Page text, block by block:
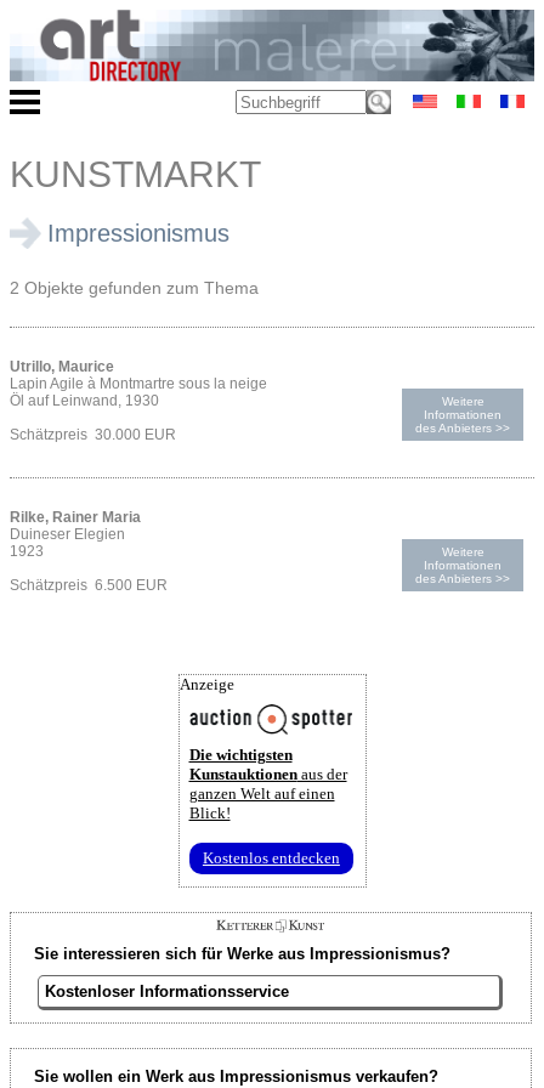
KUNSTMARKT
Impressionismus
2 Objekte gefunden zum Thema
Utrillo, Maurice
Lapin Agile à Montmartre sous la neige
Öl auf Leinwand, 1930
Schätzpreis 30.000 EUR
Weitere
Informationen
des Anbieters >>
Rilke, Rainer Maria
Duineser Elegien
1923
Schätzpreis 6.500 EUR
Weitere
Informationen
des Anbieters >>
Anzeige
Die wichtigsten
Kunstauktionenaus der
ganzen Welt auf einen
Blick!
Kostenlos entdecken
Sie interessieren sich für Werke aus Impressionismus?
Kostenloser Informationsservice
Sie wollen ein Werk aus Impressionismus verkaufen?